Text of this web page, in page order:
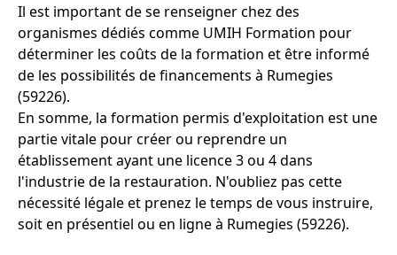
Il est important de se renseigner chez des
organismes dédiés comme UMIH Formation pour
déterminer les coûts de la formation et être informé
de les possibilités de financements à Rumegies
(59226).
En somme, la formation permis d'exploitation est une
partie vitale pour créer ou reprendre un
établissement ayant une licence 3 ou 4 dans
l'industrie de la restauration. N'oubliez pas cette
nécessité légale et prenez le temps de vous instruire,
soit en présentiel ou en ligne à Rumegies (59226).